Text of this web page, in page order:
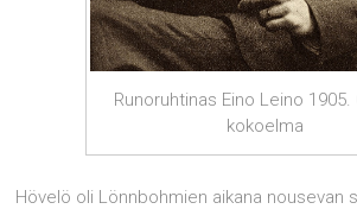
Runoruhtinas Eino Leino 1905.
kokoelma
Hövelö oli Lönnbohmien aikana nousevan